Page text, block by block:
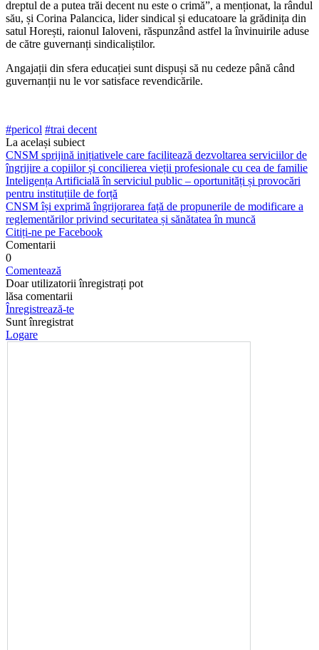
dreptul de a putea trăi decent nu este o crimă”, a menționat, la rândul
său, și Co­rina Palancica, lider sindical și educatoare la grădinița din
satul Horești, raionul Ialo­veni, răspunzând astfel la învinuirile aduse
de către guvernanți sindicaliștilor.
Angajații din sfera educației sunt dispuși să nu cedeze până când
guvernanții nu le vor satisface revendicările.
#pericol #trai decent
La același subiect
CNSM sprijină inițiativele care facilitează dezvoltarea serviciilor de
îngrijire a copiilor și concilierea vieții profesionale cu cea de familie
Inteligența Artificială în serviciul public – oportunități și provocări
pentru instituțiile de forță
CNSM își exprimă îngrijorarea față de propunerile de modificare a
reglementărilor privind securitatea și sănătatea în muncă
Citiți-ne pe Facebook
Comentarii
0
Comentează
Doar utilizatorii înregistrați pot
lăsa comentarii
Înregistrează-te
Sunt înregistrat
Logare